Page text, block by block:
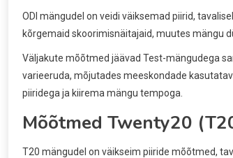
ODI mängudel on veidi väiksemad piirid,
kõrgemaid skoorimisnäitajaid, muutes mängu
Väljakute mõõtmed jäävad Test-mängudega
varieeruda, mõjutades meeskondade
piiridega ja kiirema mängu tempoga.
Mõõtmed Twenty20
T20 mängudel on väikseim piiride mõõtmed,